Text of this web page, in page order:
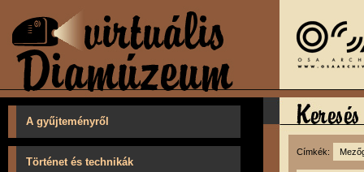
A gyűjteményről
Történet és technikák
Címkék: